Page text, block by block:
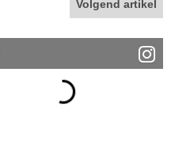
Volgend artikel